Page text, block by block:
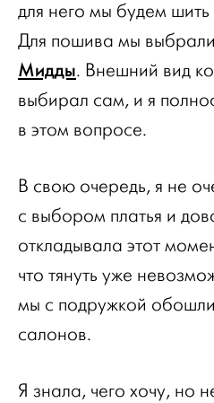
для него мы будем шить
Для пошива мы
Мидды. Внешний вид
выбирал сам, и я
в этом вопросе.
В свою очередь, я не
с выбором платья и
откладывала этот
что тянуть уже
мы с подружкой
салонов.
Я знала, чего хочу, но